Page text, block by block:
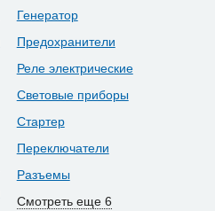
Генератор
Предохранители
Реле электрические
Световые приборы
Стартер
Переключатели
Разъемы
Смотреть еще 6